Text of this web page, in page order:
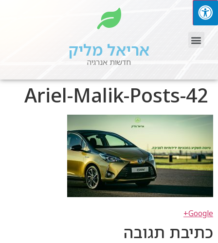
אריאל מליק
חדשות אנרגיה
Ariel-Malik-Posts-42
Google+
כתיבת תגובה